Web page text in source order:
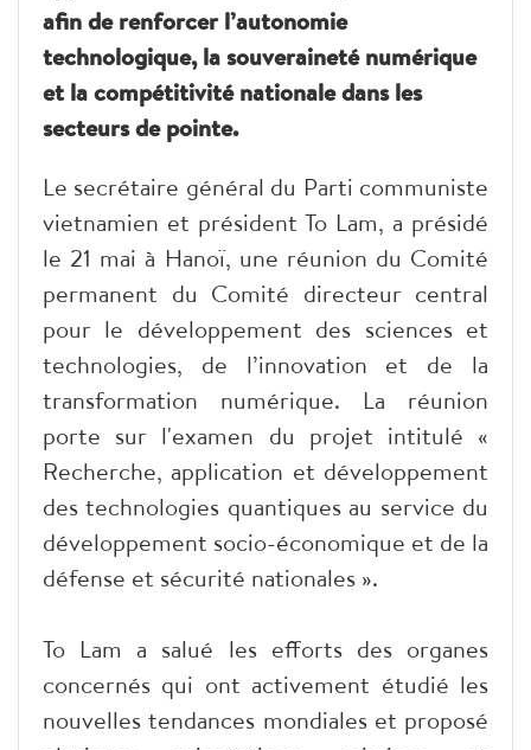
afin de renforcer l’autonomie
technologique, la souveraineté numérique
et la compétitivité nationale dans les
secteurs de pointe.
Le secrétaire général du Parti communiste
vietnamien et président To Lam, a présidé
le 21 mai à Hanoï, une réunion du Comité
permanent du Comité directeur central
pour le développement des sciences et
technologies, de l’innovation et de la
transformation numérique. La réunion
porte sur l'examen du projet intitulé «
Recherche, application et développement
des technologies quantiques au service du
développement socio-économique et de la
défense et sécurité nationales ».
To Lam a salué les efforts des organes
concernés qui ont activement étudié les
nouvelles tendances mondiales et proposé